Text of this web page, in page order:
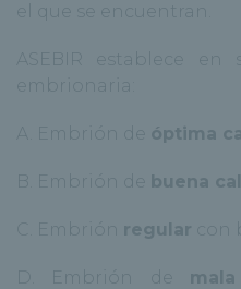
el que se encuentran.
ASEBIR establece
embrionaria:
A. Embrión de óptima
B. Embrión de buena
C. Embrión regular con
D. Embrión de